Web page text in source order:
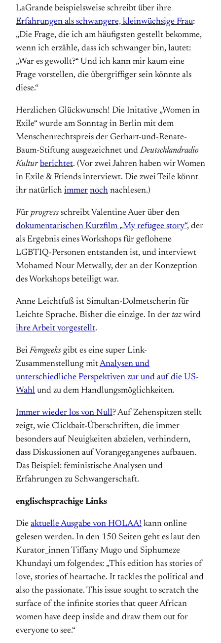
LaGrande beispielsweise schreibt über ihre
Erfahrungen als schwangere, kleinwüchsige Frau:
„Die Frage, die ich am häufigsten gestellt bekomme,
wenn ich erzähle, dass ich schwanger bin, lautet:
„War es gewollt?“ Und ich kann mir kaum eine
Frage vorstellen, die übergriffiger sein könnte als
diese.“
Herzlichen Glückwunsch! Die Initative „Women in
Exile“ wurde am Sonntag in Berlin mit dem
Menschenrechtspreis der Gerhart-und-Renate-
Baum-Stiftung ausgezeichnet und Deutschlandradio
Kultur berichtet. (Vor zwei Jahren haben wir Women
in Exile & Friends interviewt. Die zwei Teile könnt
ihr natürlich immer noch nachlesen.)
Für progress schreibt Valentine Auer über den
dokumentarischen Kurzfilm „My refugee story“, der
als Ergebnis eines Workshops für geflohene
LGBTIQ-Personen entstanden ist, und interviewt
Mohamed Nour Metwally, der an der Konzeption
des Workshops beteiligt war.
Anne Leichtfuß ist Simultan-Dolmetscherin für
Leichte Sprache. Bisher die einzige. In der tazwird
ihre Arbeit vorgestellt.
Bei Femgeeks gibt es eine super Link-
Zusammenstellung mitAnalysen und
unterschiedliche Perspektiven zur und auf die US-
Wahl und zu dem Handlungsmöglichkeiten.
Immer wieder los von Null? Auf Zehenspitzen stellt
zeigt, wie Clickbait-Überschriften, die immer
besonders auf Neuigkeiten abzielen, verhindern,
dass Diskussionen auf Vorangegangenes aufbauen.
Das Beispiel: feministische Analysen und
Erfahrungen zu Schwangerschaft.
englischsprachige Links
Die aktuelle Ausgabe von HOLAA! kann online
gelesen werden. In den 150 Seiten geht es laut den
Kurator_innen Tiffany Mugo und Siphumeze
Khundayi um folgendes: „This edition has stories of
love, stories of heartache. It tackles the political and
also the passionate. This issue sought to scratch the
surface of the infinite stories that queer African
women have deep inside and draw them out for
everyone to see.“